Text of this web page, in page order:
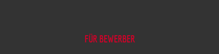
FÜR BEWERBER